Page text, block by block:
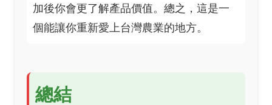
加後你會更了解產品價值。總之，這是一
個能讓你重新愛上台灣農業的地方。
總結